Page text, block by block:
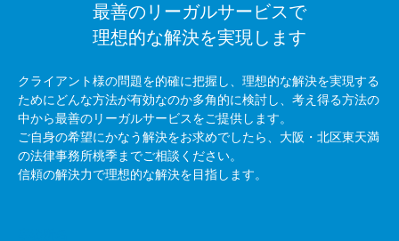
最善のリーガルサービスで
理想的な解決を実現します
クライアント様の問題を的確に把握し、理想的な解決を実現する
ためにどんな方法が有効なのか多角的に検討し、考え得る方法の
中から最善のリーガルサービスをご提供します。
ご自身の希望にかなう解決をお求めでしたら、大阪・北区東天満
の法律事務所桃季までご相談ください。
信頼の解決力で理想的な解決を目指します。